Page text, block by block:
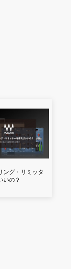
ング・リミッタ
いの？